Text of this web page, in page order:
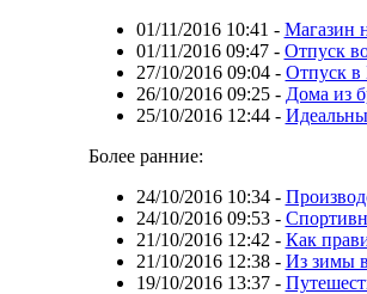
01/11/2016 10:41 - Магазин
01/11/2016 09:47- Отпуск
27/10/2016 09:04- Отпуск в
26/10/2016 09:25- Дома из
25/10/2016 12:44-
Более ранние:
24/10/2016 10:34-
24/10/2016 09:53-
21/10/2016 12:42 - Как
21/10/2016 12:38- Из зимы
19/10/2016 13:37-